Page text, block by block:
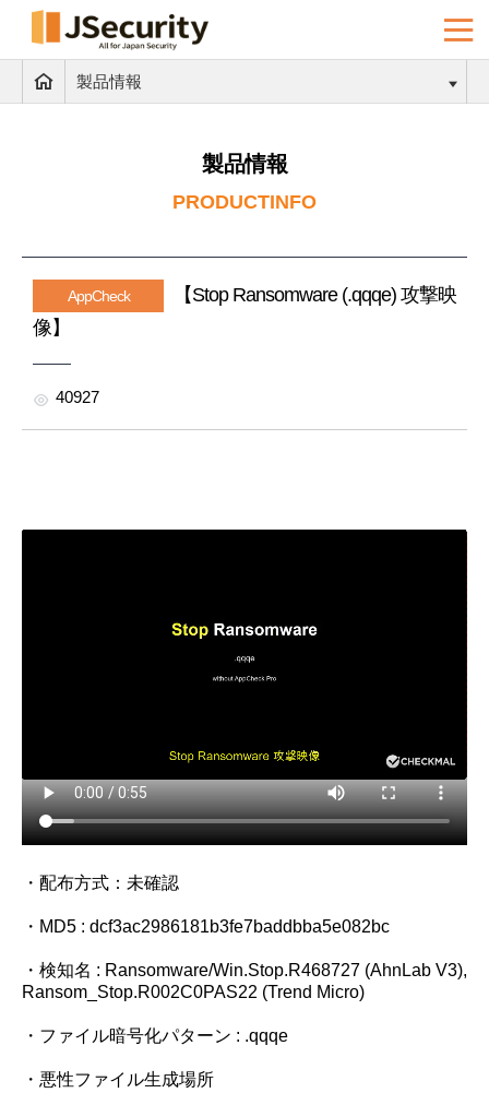
製品情報
製品情報
PRODUCTINFO
AppCheck
【Stop Ransomware (.qqqe) 攻撃映
像】
40927
・配布方式：未確認
・MD5 : dcf3ac2986181b3fe7baddbba5e082bc
・検知名 : Ransomware/Win.Stop.R468727 (AhnLab V3),
Ransom_Stop.R002C0PAS22 (Trend Micro)
・ファイル暗号化パターン : .qqqe
・悪性ファイル生成場所